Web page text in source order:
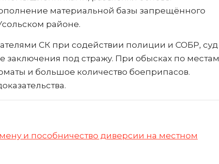
материальной базы запрещённого
районе.
СК при содействии полиции и СОБР, суд
заключения под стражу. При обысках по местам
и большое количество боеприпасов.
и пособничество диверсии на местном